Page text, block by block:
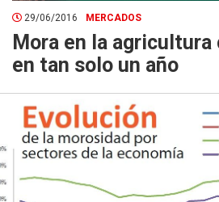
29/06/2016 MERCADOS
Mora en la agricultura
en tan solo un año